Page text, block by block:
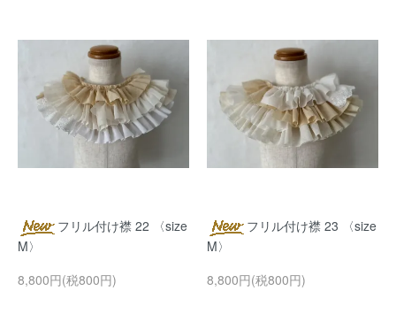
フリル付け襟 22 〈size
M〉
8,800円(税800円)
フリル付け襟 23 〈size
M〉
8,800円(税800円)